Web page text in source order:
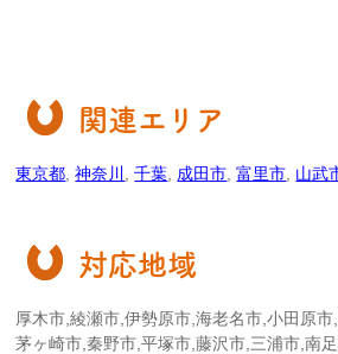
関連エリア
東京都 ,神奈川 ,千葉 成田市 ,富里市 山武
対応地域
厚木市,綾瀬市,伊勢原市,海老名市,小田原市
茅ヶ崎市,秦野市,平塚市,藤沢市,三浦市,南